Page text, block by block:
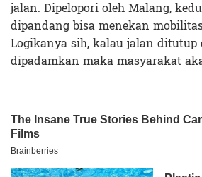
jalan. Dipelopori oleh Malang,
dipandang bisa menekan
Logikanya sih, kalau jalan ditutup
dipadamkan maka masyarakat